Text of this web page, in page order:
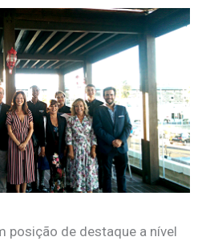
posição de destaque a nível